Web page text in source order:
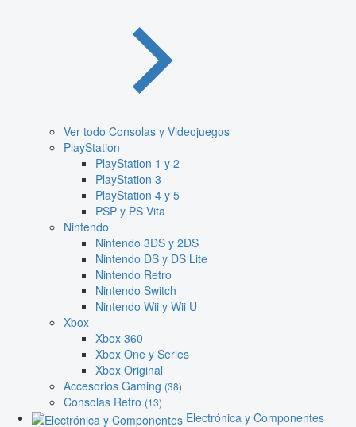
Ver todo Consolas y Videojuegos
PlayStation
PlayStation 1 y 2
PlayStation 3
PlayStation 4 y 5
PSP y PS Vita
Nintendo
Nintendo 3DS y 2DS
Nintendo DS y DS Lite
Nintendo Retro
Nintendo Switch
Nintendo Wii y Wii U
Xbox
Xbox 360
Xbox One y Series
Xbox Original
Accesorios Gaming (38)
Consolas Retro (13)
Electrónica y Componentes